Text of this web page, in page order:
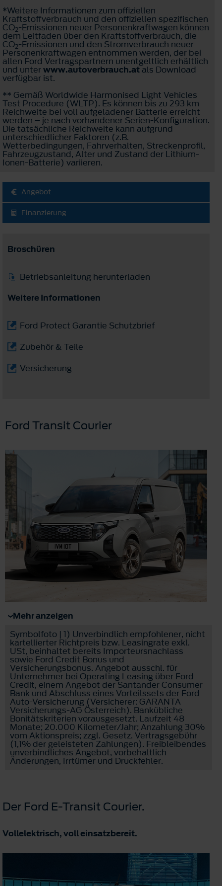
*Weitere Informationen zum offiziellen
Kraftstoffverbrauch und den offiziellen spezifischen
CO2-Emissionen neuer Personenkraftwagen können
dem Leitfaden über den Kraftstoffverbrauch, die
CO2-Emissionen und den Stromverbrauch neuer
Personenkraftwagen entnommen werden, der bei
allen Ford Vertragspartnern unentgeltlich erhältlich
und unterwww.autoverbrauch.atals Download
verfügbar ist.
** Gemäß Worldwide Harmonised Light Vehicles
Test Procedure (WLTP). Es können bis zu 293 km
Reichweite bei voll aufgeladener Batterie erreicht
werden – je nach vorhandener Serien-Konfiguration.
Die tatsächliche Reichweite kann aufgrund
unterschiedlicher Faktoren (z.B.
Wetterbedingungen, Fahrverhalten, Streckenprofil,
Fahrzeugzustand, Alter und Zustand der Lithium-
Ionen-Batterie) variieren.
Angebot
Finanzierung
Broschüren
Betriebsanleitung herunterladen
Weitere Informationen
Ford Protect Garantie Schutzbrief
Zubehör & Teile
Versicherung
Ford Transit Courier
Mehr anzeigen
Symbolfoto | 1) Unverbindlich empfohlener, nicht
kartellierter Richtpreis bzw. Leasingrate exkl.
USt, beinhaltet bereits Importeursnachlass
sowie Ford Credit Bonus und
Versicherungsbonus. Angebot ausschl. für
Unternehmer bei Operating Leasing über Ford
Credit, einem Angebot der Santander Consumer
Bank und Abschluss eines Vorteilssets der Ford
Auto-Versicherung (Versicherer: GARANTA
Versicherungs-AG Österreich). Bankübliche
Bonitätskriterien vorausgesetzt. Laufzeit 48
Monate; 20.000 Kilometer/Jahr; Anzahlung 30%
vom Aktionspreis; zzgl. Gesetz. Vertragsgebühr
(1,1% der geleisteten Zahlungen). Freibleibendes
unverbindliches Angebot, vorbehaltlich
Änderungen, Irrtümer und Druckfehler.
Der Ford E-Transit Courier.
Vollelektrisch, voll einsatzbereit.